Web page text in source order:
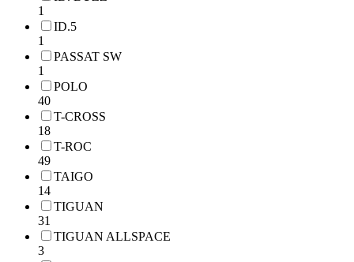
1
ID.5
1
PASSAT SW
1
POLO
40
T-CROSS
18
T-ROC
49
TAIGO
14
TIGUAN
31
TIGUAN ALLSPACE
3